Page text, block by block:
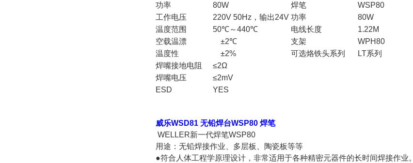
功率
80W 焊笔
WSP80
工作电压
220V 50Hz，输出24V 功率
80W
温度范围
50℃～440℃ 电线长度
1.22M
空载温漂
±2℃ 支架
WPH80
温度性
±2% 可选烙铁头系列
LT系列
焊嘴接地电阻
≤2Ω
焊嘴电压
≤2mV
ESD
YES
威乐WSD81 无铅焊台WSP80 焊笔
WELLER新一代焊笔WSP80
用途：无铅焊接作业、多层板、陶瓷板等等
●符合人体工程学原理设计，非常适用于各种精密元器件的长时间焊接作业。